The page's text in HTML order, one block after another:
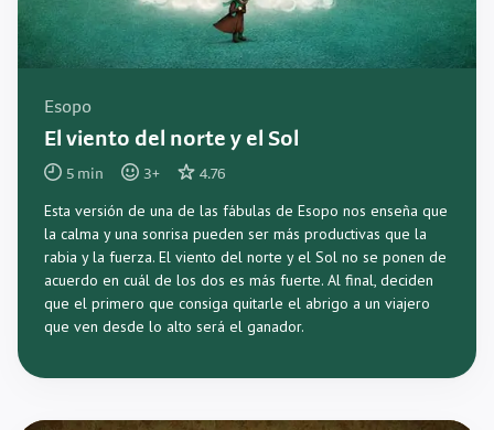
Esopo
El viento del norte y el Sol
5 min 3+ 4.76
Esta versión de una de las fábulas de Esopo nos enseña que
la calma y una sonrisa pueden ser más productivas que la
rabia y la fuerza. El viento del norte y el Sol no se ponen de
acuerdo en cuál de los dos es más fuerte. Al final, deciden
que el primero que consiga quitarle el abrigo a un viajero
que ven desde lo alto será el ganador.